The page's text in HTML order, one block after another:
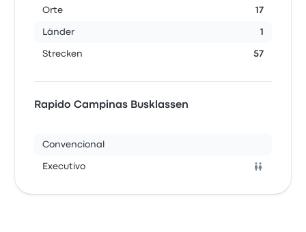
Orte 17
Länder 1
Strecken 57
Rapido Campinas Busklassen
Convencional
Executivo